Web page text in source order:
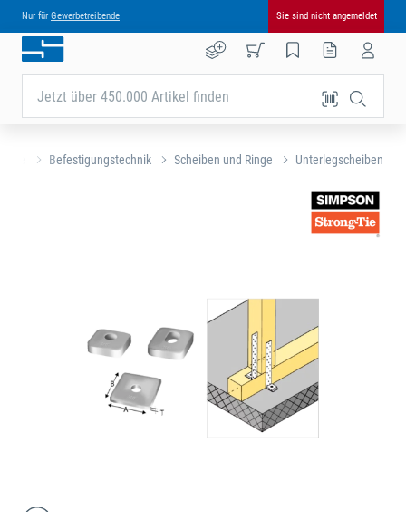
Nur für Gewerbetreibende Sie sind nicht angemeldet
Jetzt über 450.000 Artikel finden
Befestigungstechnik Scheiben und Ringe Unterlegscheiben